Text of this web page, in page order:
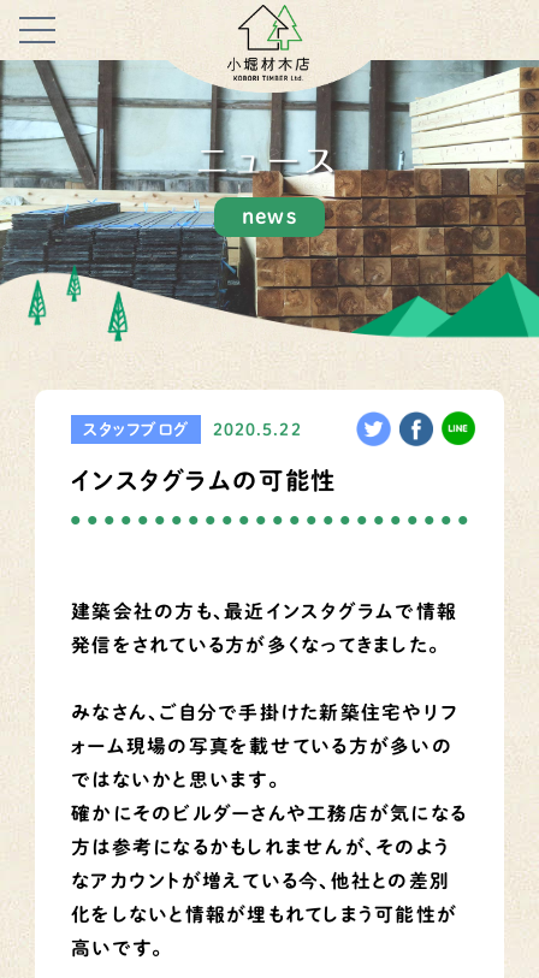
ニュース
news
スタッフブログ 2020.5.22
インスタグラムの可能性
建築会社の方も、最近インスタグラムで情報
発信をされている方が多くなってきました。
みなさん、ご自分で手掛けた新築住宅やリフ
ォーム現場の写真を載せている方が多いの
ではないかと思います。
確かにそのビルダーさんや工務店が気になる
方は参考になるかもしれませんが、そのよう
なアカウントが増えている今、他社との差別
化をしないと情報が埋もれてしまう可能性が
高いです。